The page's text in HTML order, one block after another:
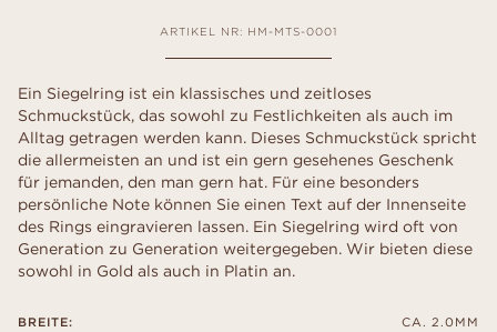
ARTIKEL NR: HM-MTS-0001
Ein Siegelring ist ein klassisches und zeitloses
Schmuckstück, das sowohl zu Festlichkeiten als auch im
Alltag getragen werden kann. Dieses Schmuckstück spricht
die allermeisten an und ist ein gern gesehenes Geschenk
für jemanden, den man gern hat. Für eine besonders
persönliche Note können Sie einen Text auf der Innenseite
des Rings eingravieren lassen. Ein Siegelring wird oft von
Generation zu Generation weitergegeben. Wir bieten diese
sowohl in Gold als auch in Platin an.
BREITE: CA. 2.0MM